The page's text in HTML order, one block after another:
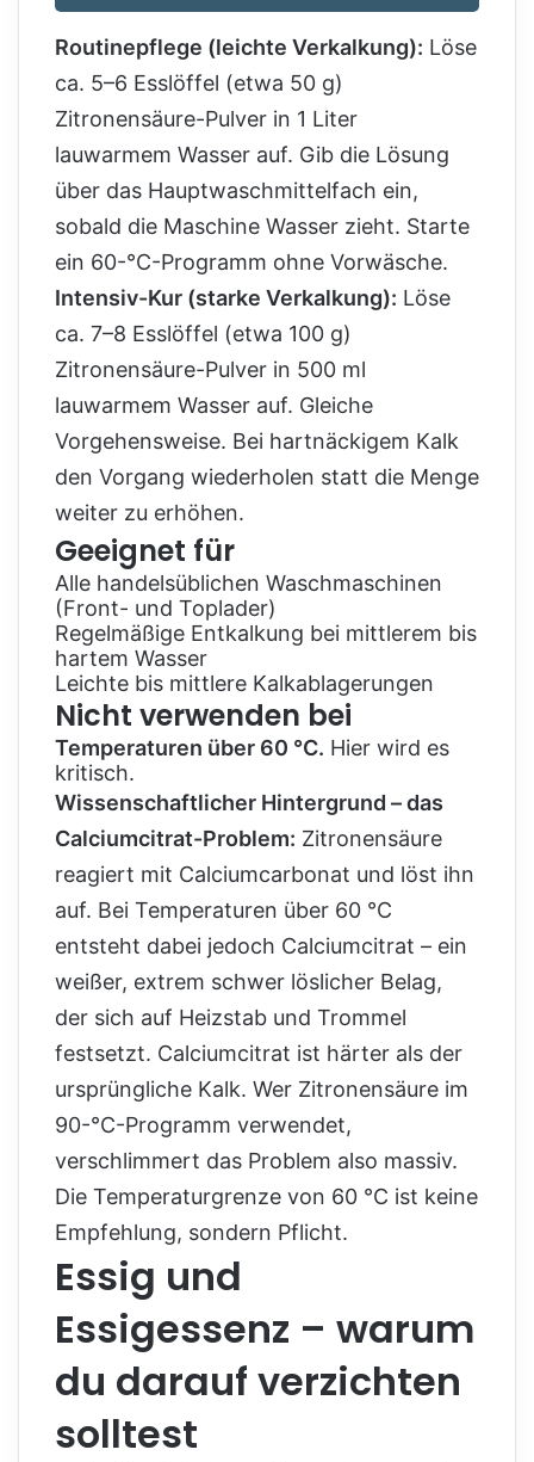
Routinepflege (leichte Verkalkung): Löse
ca. 5–6 Esslöffel (etwa 50 g)
Zitronensäure-Pulver in 1 Liter
lauwarmem Wasser auf. Gib die Lösung
über das Hauptwaschmittelfach ein,
sobald die Maschine Wasser zieht. Starte
ein 60-°C-Programm ohne Vorwäsche.
Intensiv-Kur (starke Verkalkung): Löse
ca. 7–8 Esslöffel (etwa 100 g)
Zitronensäure-Pulver in 500 ml
lauwarmem Wasser auf. Gleiche
Vorgehensweise. Bei hartnäckigem Kalk
den Vorgang wiederholen statt die Menge
weiter zu erhöhen.
Geeignet für
Alle handelsüblichen Waschmaschinen
(Front- und Toplader)
Regelmäßige Entkalkung bei mittlerem bis
hartem Wasser
Leichte bis mittlere Kalkablagerungen
Nicht verwenden bei
Temperaturen über 60 °C. Hier wird es
kritisch.
Wissenschaftlicher Hintergrund – das
Calciumcitrat-Problem: Zitronensäure
reagiert mit Calciumcarbonat und löst ihn
auf. Bei Temperaturen über 60 °C
entsteht dabei jedoch Calciumcitrat – ein
weißer, extrem schwer löslicher Belag,
der sich auf Heizstab und Trommel
festsetzt. Calciumcitrat ist härter als der
ursprüngliche Kalk. Wer Zitronensäure im
90-°C-Programm verwendet,
verschlimmert das Problem also massiv.
Die Temperaturgrenze von 60 °C ist keine
Empfehlung, sondern Pflicht.
Essig und
Essigessenz – warum
du darauf verzichten
solltest